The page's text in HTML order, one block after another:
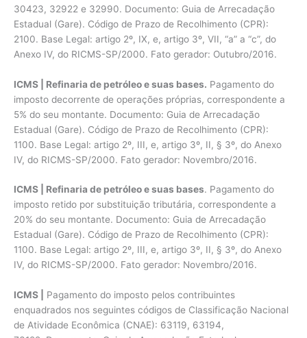
30423, 32922 e 32990. Documento: Guia de Arrecadação
Estadual (Gare). Código de Prazo de Recolhimento (CPR):
2100. Base Legal: artigo 2º, IX, e, artigo 3º, VII, “a” a “c”, do
Anexo IV, do RICMS-SP/2000. Fato gerador: Outubro/2016.
ICMS | Refinaria de petróleo e suas bases. Pagamento do
imposto decorrente de operações próprias, correspondente a
5% do seu montante. Documento: Guia de Arrecadação
Estadual (Gare). Código de Prazo de Recolhimento (CPR):
1100. Base Legal: artigo 2º, III, e, artigo 3º, II, § 3º, do Anexo
IV, do RICMS-SP/2000. Fato gerador: Novembro/2016.
ICMS | Refinaria de petróleo e suas bases. Pagamento do
imposto retido por substituição tributária, correspondente a
20% do seu montante. Documento: Guia de Arrecadação
Estadual (Gare). Código de Prazo de Recolhimento (CPR):
1100. Base Legal: artigo 2º, III, e, artigo 3º, II, § 3º, do Anexo
IV, do RICMS-SP/2000. Fato gerador: Novembro/2016.
ICMS |
Pagamento do imposto pelos contribuintes
enquadrados nos seguintes códigos de Classificação Nacional
de Atividade Econômica (CNAE): 63119, 63194,